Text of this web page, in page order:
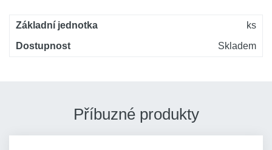
Základní jednotka
ks
Dostupnost
Skladem
Příbuzné produkty